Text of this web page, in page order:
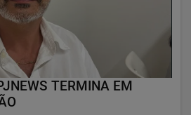
TERMINA EM